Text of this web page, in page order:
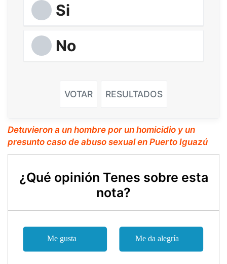
Si
No
VOTAR RESULTADOS
Detuvieron a un hombre por un homicidio y un
presunto caso de abuso sexual en Puerto Iguazú
¿Qué opinión Tenes sobre esta
nota?